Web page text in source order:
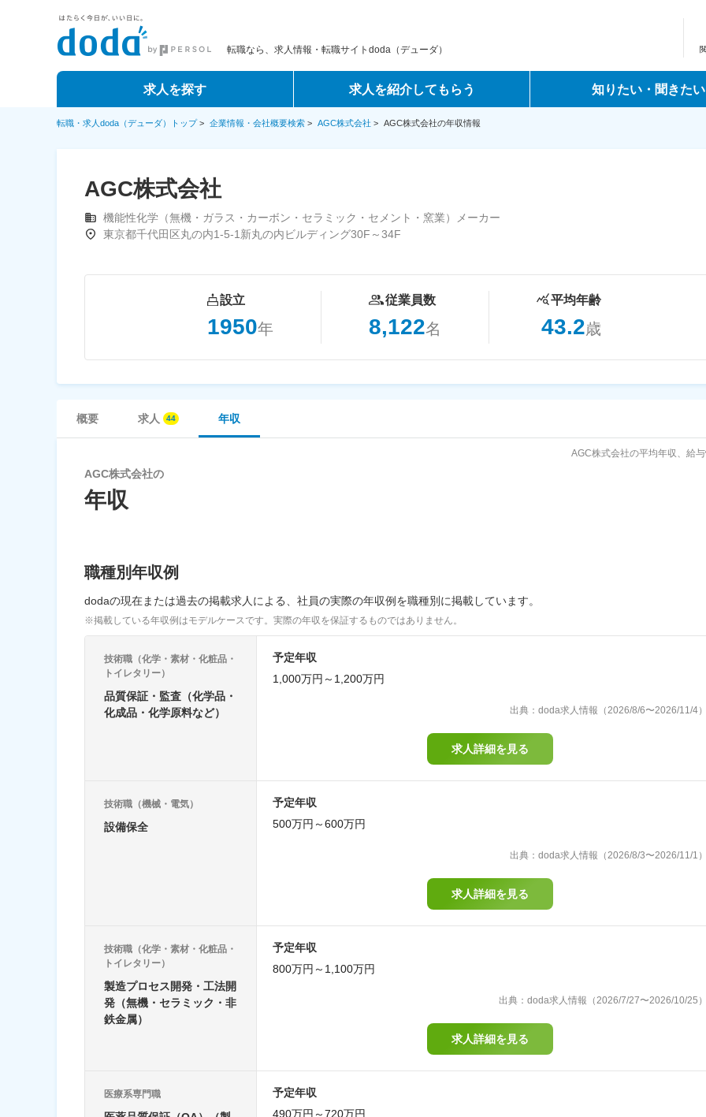
転職なら、求人情報・転職サイトdoda（デューダ）
求人を探す 求人を紹介してもらう 知りたい・聞きたい
転職・求人doda（デューダ）トップ> 企業情報・会社概要検索 > AGC株式会社 > AGC株式会社の年収情報
AGC株式会社
機能性化学（無機・ガラス・カーボン・セラミック・セメント・窯業）メーカー
東京都千代田区丸の内1-5-1新丸の内ビルディング30F～34F
設立
1950年
従業員数
8,122名
平均年齢
43.2歳
概要 求人 年収
AGC株式会社の平均年収、給
AGC株式会社の
年収
職種別年収例
dodaの現在または過去の掲載求人による、社員の実際の年収例を職種別に掲載しています。
※掲載している年収例はモデルケースです。実際の年収を保証するものではありません。
技術職（化学・素材・化粧品・
トイレタリー）
品質保証・監査（化学品・
化成品・化学原料など）
予定年収
1,000万円～1,200万円
出典：doda求人情報（2026/8/6〜2026/11/4
求人詳細を見る
技術職（機械・電気）
設備保全
予定年収
500万円～600万円
出典：doda求人情報（2026/8/3〜2026/11/1
求人詳細を見る
技術職（化学・素材・化粧品・
トイレタリー）
製造プロセス開発・工法開
発（無機・セラミック・非
鉄金属）
予定年収
800万円～1,100万円
出典：doda求人情報（2026/7/27〜2026/10/25
求人詳細を見る
医療系専門職
予定年収
490万円～720万円